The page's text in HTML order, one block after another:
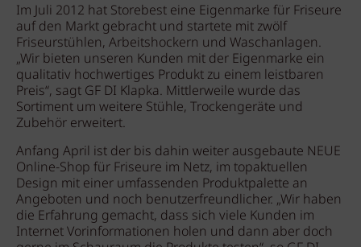
Im Juli 2012 hat Storebest eine Eigenmarke für Friseure
auf den Markt gebracht und startete mit zwölf
Friseurstühlen, Arbeitshockern und Waschanlagen.
„Wir bieten unseren Kunden mit der Eigenmarke ein
qualitativ hochwertiges Produkt zu einem leistbaren
Preis“, sagt GF DI Klapka. Mittlerweile wurde das
Sortiment um weitere Stühle, Trockengeräte und
Zubehör erweitert.
Anfang April ist der bis dahin weiter ausgebaute NEUE
Online-Shop für Friseure im Netz, im topaktuellen
Design mit einer umfassenden Produktpalette an
Angeboten und noch benutzerfreundlicher. „Wir haben
die Erfahrung gemacht, dass sich viele Kunden im
Internet Vorinformationen holen und dann aber doch